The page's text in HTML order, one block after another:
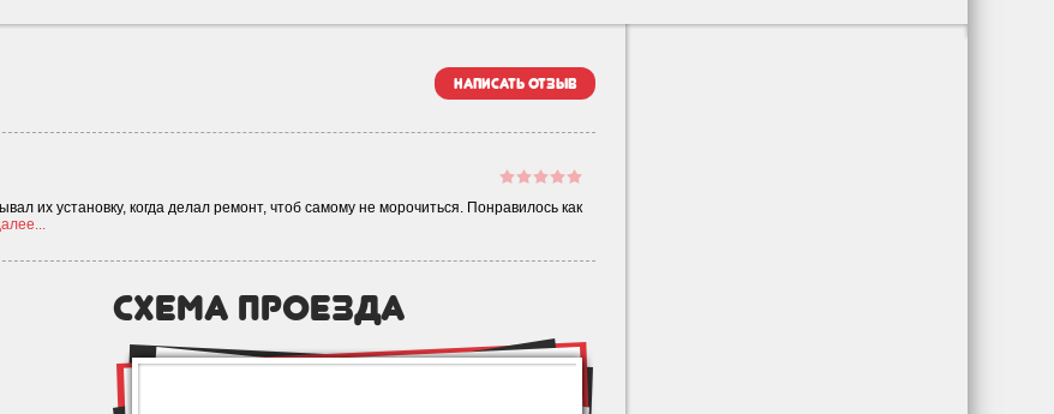
написать отзыв
их установку, когда делал ремонт, чтоб самому не морочиться. Понравилось как
схема проезда